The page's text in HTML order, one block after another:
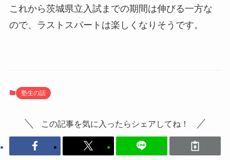
これから茨城県立入試までの期間は伸びる一方な
ので、ラストスパートは楽しくなりそうです。
塾生の話
この記事を気に入ったらシェアしてね！